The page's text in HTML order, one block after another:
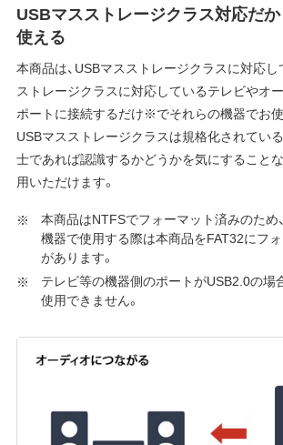
USBマスストレージクラス対応だ
使える
本商品は、USBマスストレージクラスに対応し
ストレージクラスに対応しているテレビやオ
ポートに接続するだけ※でそれらの機器でお使
USBマスストレージクラスは規格化されてい
士であれば認識するかどうかを気にすること
用いただけます。
本商品はNTFSでフォーマット済みのため
機器で使用する際は本商品をFAT32にフ
があります。
テレビ等の機器側のポートがUSB2.0の場
使用できません。